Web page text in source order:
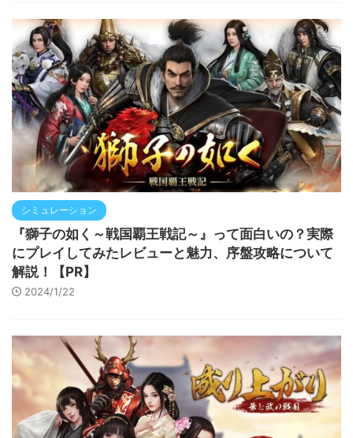
シミュレーション
『獅子の如く～戦国覇王戦記～』って面白いの？実際
にプレイしてみたレビューと魅力、序盤攻略について
解説！【PR】
2024/1/22